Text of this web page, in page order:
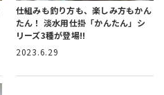
仕組みも釣り方も、楽しみ方もかん
たん！ 淡水用仕掛「かんたん」シ
リーズ3種が登場!!
2023.6.29